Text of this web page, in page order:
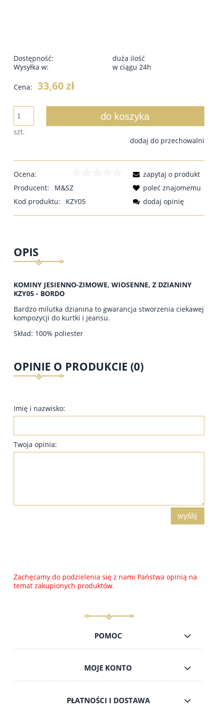
Dostępność:
duża ilość
Wysyłka w:
w ciągu 24h
Cena: 33,60 zł
szt.
do koszyka
dodaj do przechowalni
Ocena:
Producent:
M&SZ
Kod produktu:
KZY05
zapytaj o produkt
poleć znajomemu
dodaj opinię
OPIS
KOMINY JESIENNO-ZIMOWE, WIOSENNE, Z DZIANINY
KZY05 - BORDO
Bardzo milutka dzianina to gwarancja stworzenia ciekawej
kompozycji do kurtki i jeansu.
Skład: 100% poliester
OPINIE O PRODUKCIE (0)
Imię i nazwisko:
Twoja opinia:
wyślij
Zachęcamy do podzielenia się z nami Państwa opinią na
temat zakupionych produktów.
POMOC
MOJE KONTO
PŁATNOŚCI I DOSTAWA